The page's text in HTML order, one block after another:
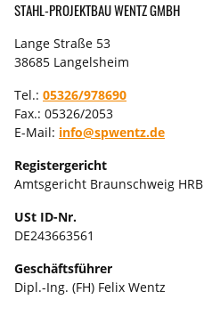
STAHL-PROJEKTBAU WENTZ GMBH
Lange Straße 53
38685 Langelsheim
Tel.: 05326/978690
Fax.: 05326/2053
E-Mail: info@spwentz.de
Registergericht
Amtsgericht Braunschweig
USt ID-Nr.
DE243663561
Geschäftsführer
Dipl.-Ing. (FH) Felix Wentz